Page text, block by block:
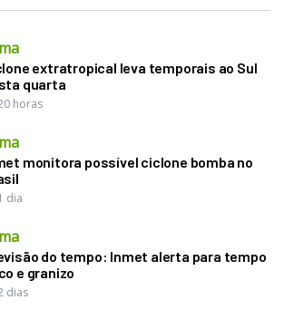
extratropical leva temporais ao Sul
quarta
horas
monitora possível ciclone bomba no
dia
do tempo: Inmet alerta para tempo
e granizo
dias